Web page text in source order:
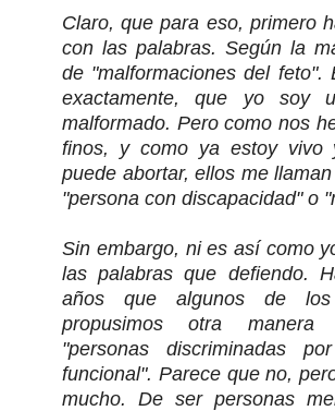
Claro, que para eso, primero
con las palabras. Según la
de "malformaciones del feto".
exactamente, que yo soy
malformado. Pero como nos
finos, y como ya estoy
puede abortar, ellos me
"persona con discapacidad" o
Sin embargo, ni es así como
las palabras que defiendo.
años que algunos de los
propusimos otra manera
"personas discriminadas
funcional". Parece que no,
mucho. De ser personas